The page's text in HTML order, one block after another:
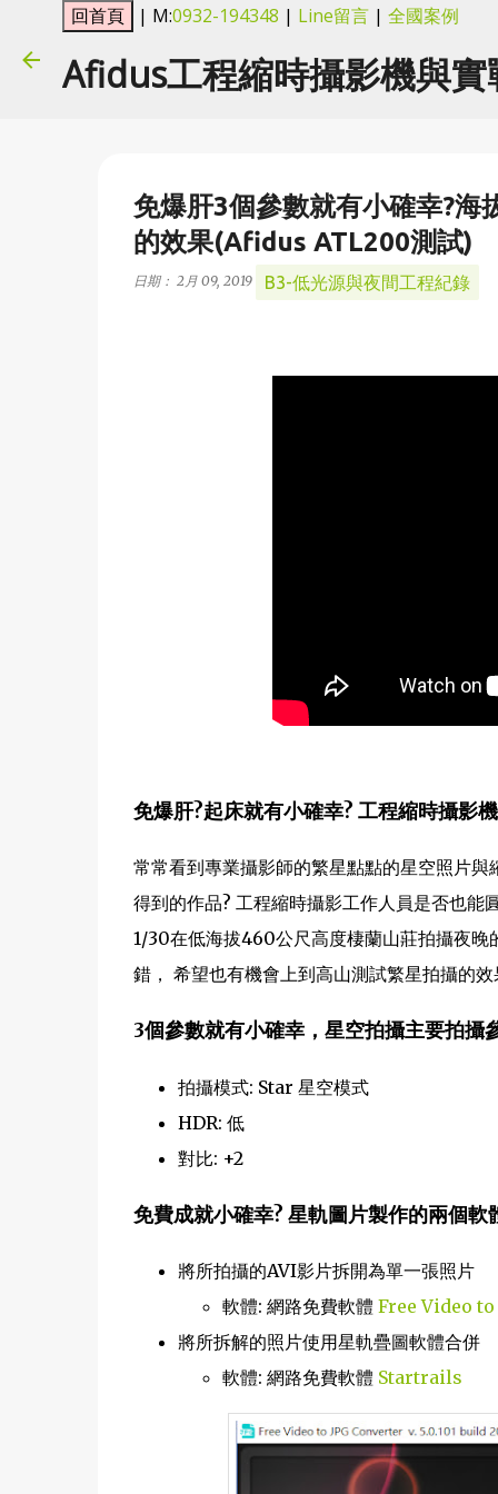
| M:0932-194348 | Line留言 | 全國案例
Afidus工程縮時攝影機與實
免爆肝3個參數就有小確幸?海
的效果(Afidus ATL200測試)
日期： 2月 09, 2019 B3-低光源與夜間工程紀錄
免爆肝?起床就有小確幸? 工程縮時攝影
常常看到專業攝影師的繁星點點的星空照片
得到的作品? 工程縮時攝影工作人員是否也能
1/30在低海拔460公尺高度棲蘭山莊拍攝夜
錯， 希望也有機會上到高山測試繁星拍攝的
3個參數就有小確幸，星空拍攝主要拍攝
拍攝模式: Star 星空模式
HDR: 低
對比: +2
免費成就小確幸? 星軌圖片製作的兩個軟
將所拍攝的AVI影片拆開為單一張照片
軟體: 網路免費軟體 Free Video
將所拆解的照片使用星軌疊圖軟體合併
軟體: 網路免費軟體 Startrails